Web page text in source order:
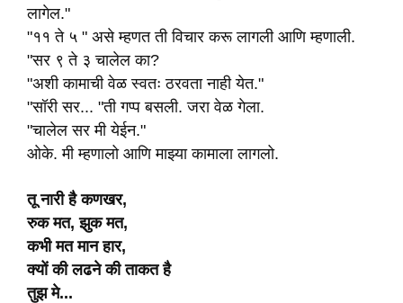
लागेल."
"११ ते ५ " असे म्हणत ती विचार करू लागली आणि म्हणाली.
"सर ९ ते ३ चालेल का?
"अशी कामाची वेळ स्वतः ठरवता नाही येत."
"सॉरी सर... "ती गप्प बसली. जरा वेळ गेला.
"चालेल सर मी येईन."
ओके. मी म्हणालो आणि माझ्या कामाला लागलो.
तू नारी है कणखर,
रुक मत,झुक मत,
कभी मत मान हार,
क्यों की लढने की ताकत है
तुझ मे...